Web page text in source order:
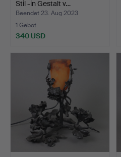
Stil -in Gestalt v…
Beendet 23. Aug 2023
1 Gebot
340 USD